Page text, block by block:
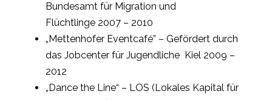
Bundesamt für Migration und
Flüchtlinge 2007 – 2010
„Mettenhofer Eventcafé” – Gefördert durch
das Jobcenter für Jugendliche Kiel 2009 –
2012
„Dance the Line“ – LOS (Lokales Kapital für